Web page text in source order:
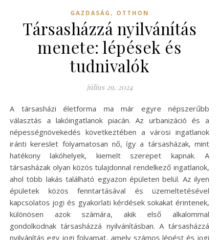
GAZDASÁG , OTTHON
Társasházzá nyilvánítás
menete: lépések és
tudnivalók
július 29, 2024
A társasházi életforma ma már egyre népszerűbb
választás a lakóingatlanok piacán. Az urbanizáció és a
népességnövekedés következtében a városi ingatlanok
iránti kereslet folyamatosan nő, így a társasházak, mint
hatékony lakóhelyek, kiemelt szerepet kapnak. A
társasházak olyan közös tulajdonnal rendelkező ingatlanok,
ahol több lakás található egyazon épületen belül. Az ilyen
épületek közös fenntartásával és üzemeltetésével
kapcsolatos jogi és gyakorlati kérdések sokakat érintenek,
különösen azok számára, akik első alkalommal
gondolkodnak társasházzá nyilvánításban. A társasházzá
nyilvánítás egy jogi folyamat, amely számos lépést és jogi